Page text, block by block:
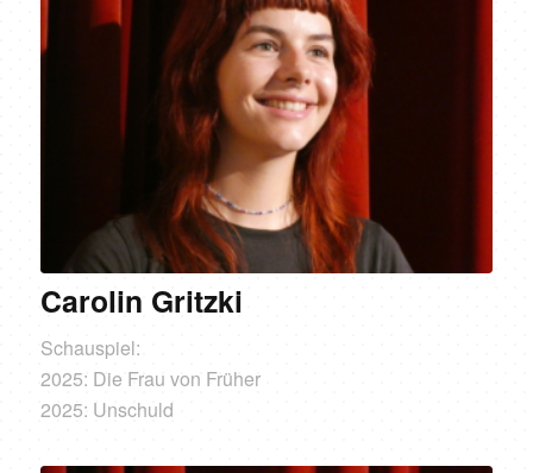
Carolin Gritzki
Schauspiel:
2025: Die Frau von Früher
2025: Unschuld